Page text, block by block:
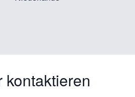
kontaktieren